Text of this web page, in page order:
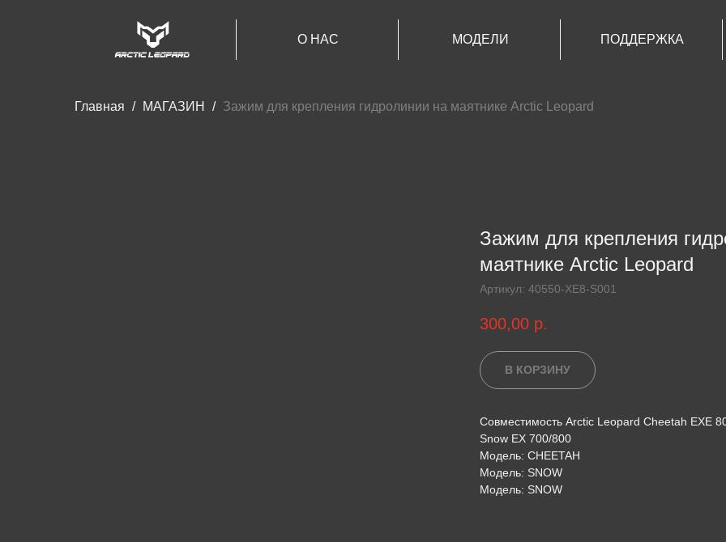
О НАС МОДЕЛИ ПОДДЕРЖКА
Главная МАГАЗИН Зажим для крепления гидролинии на маятнике Arctic Leopard
Зажим для крепления
маятнике Arctic Leopard
Артикул: 40550-XE8-S001
300,00 р.
В КОРЗИНУ
Совместимость Arctic Leopard Cheetah EXE
Snow EX 700/800
Модель: CHEETAH
Модель: SNOW
Модель: SNOW